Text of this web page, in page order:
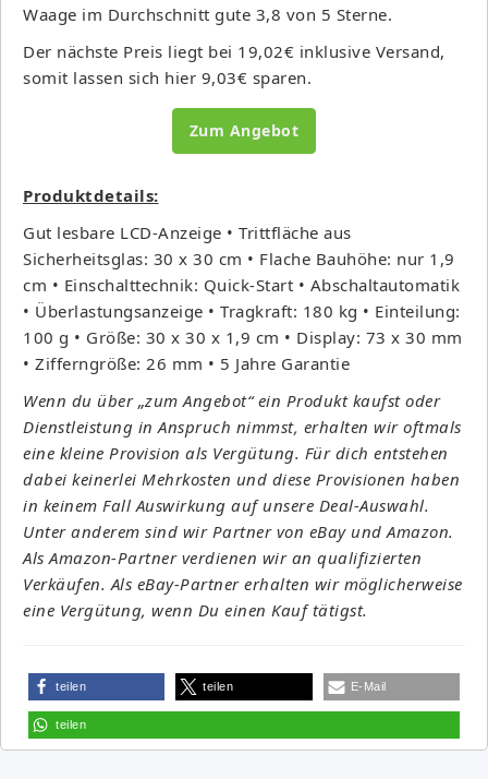
Waage im Durchschnitt gute 3,8 von 5 Sterne.
Der nächste Preis liegt bei 19,02€ inklusive Versand,
somit lassen sich hier 9,03€ sparen.
Zum Angebot
Produktdetails:
Gut lesbare LCD-Anzeige • Trittfläche aus
Sicherheitsglas: 30 x 30 cm • Flache Bauhöhe: nur 1,9
cm • Einschalttechnik: Quick-Start • Abschaltautomatik
• Überlastungsanzeige • Tragkraft: 180 kg • Einteilung:
100 g • Größe: 30 x 30 x 1,9 cm • Display: 73 x 30 mm
• Zifferngröße: 26 mm • 5 Jahre Garantie
Wenn du über „zum Angebot“ ein Produkt kaufst oder
Dienstleistung in Anspruch nimmst, erhalten wir oftmals
eine kleine Provision als Vergütung. Für dich entstehen
dabei keinerlei Mehrkosten und diese Provisionen haben
in keinem Fall Auswirkung auf unsere Deal-Auswahl.
Unter anderem sind wir Partner von eBay und Amazon.
Als Amazon-Partner verdienen wir an qualifizierten
Verkäufen. Als eBay-Partner erhalten wir möglicherweise
eine Vergütung, wenn Du einen Kauf tätigst.
teilen teilen E-Mail
teilen